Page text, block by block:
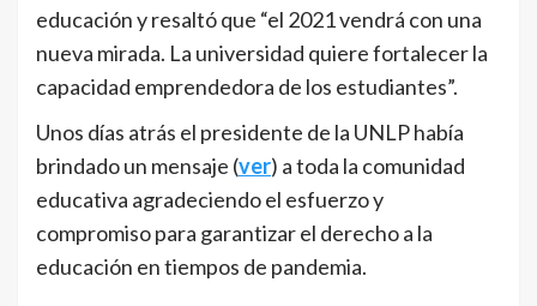
educación y resaltó que “el 2021 vendrá con una
nueva mirada. La universidad quiere fortalecer la
capacidad emprendedora de los estudiantes”.
Unos días atrás el presidente de la UNLP había
brindado un mensaje (ver) a toda la comunidad
educativa agradeciendo el esfuerzo y
compromiso para garantizar el derecho a la
educación en tiempos de pandemia.